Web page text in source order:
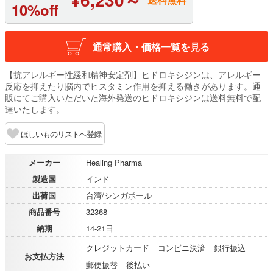
10%off
通常購入・価格一覧を見る
【抗アレルギー性緩和精神安定剤】ヒドロキシジンは、アレルギー
反応を抑えたり脳内でヒスタミン作用を抑える働きがあります。通
販にてご購入いただいた海外発送のヒドロキシジンは送料無料で配
達いたします。
ほしいものリストへ登録
メーカー
Healing Pharma
製造国
インド
出荷国
台湾/シンガポール
商品番号
32368
納期
14-21日
お支払方法
クレジットカード コンビニ決済
銀行振込
郵便振替
後払い